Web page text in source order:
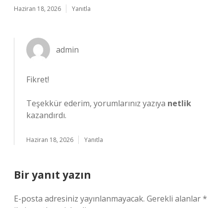
Haziran 18, 2026 Yanıtla
admin
Fikret!
Teşekkür ederim, yorumlarınız yazıya netlik
kazandırdı.
Haziran 18, 2026 Yanıtla
Bir yanıt yazın
E-posta adresiniz yayınlanmayacak. Gerekli alanlar*